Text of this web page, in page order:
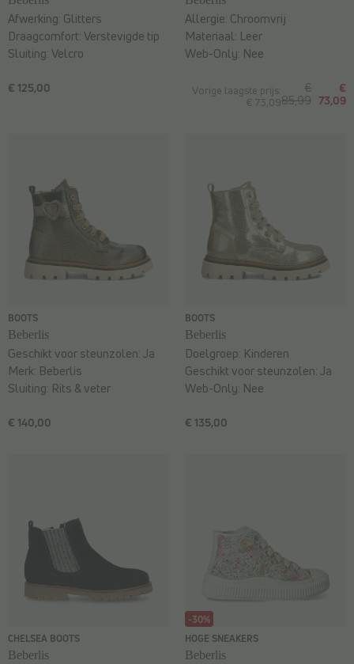
€ 125,00
Afwerking: Glitters
Draagcomfort:Verstevigde tip
Sluiting:Velcro
Vorige laagste prijs:
€ 73,09
€
85,99
€
73,09
Allergie: Chroomvrij
Materiaal: Leer
Web-Only: Nee
BOOTS
Beberlis
€ 140,00
Geschikt voor steunzolen:Ja
Merk: Beberlis
Sluiting: Rits & veter
BOOTS
Beberlis
€ 135,00
Doelgroep: Kinderen
Geschikt voor steunzolen:Ja
Web-Only: Nee
CHELSEA BOOTS
Beberlis
-30%
HOGE SNEAKERS
Beberlis